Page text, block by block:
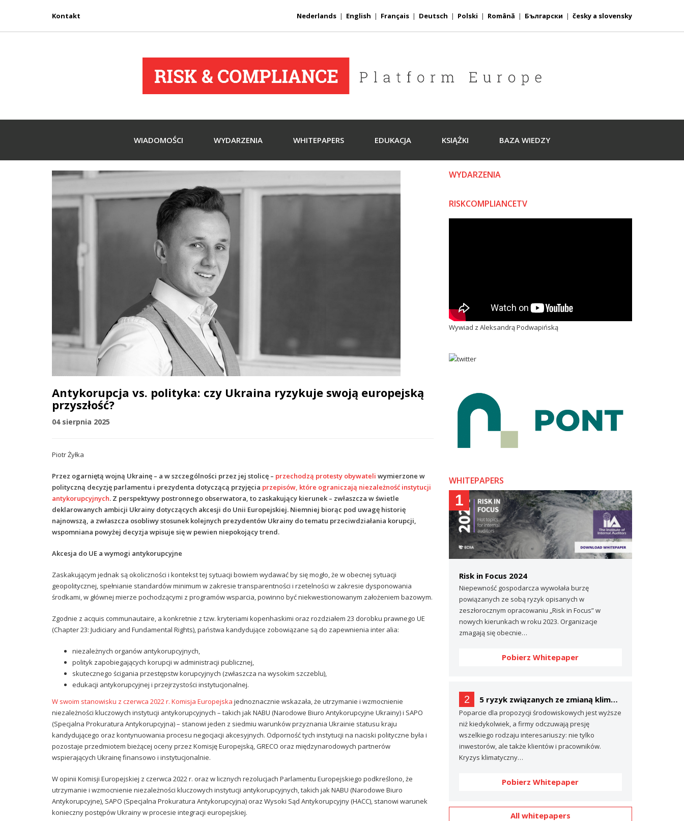
Kontakt Nederlands | English | Français | Deutsch | Polski | Română | Български | česky a slovensky
WIADOMOŚCI WYDARZENIA WHITEPAPERS EDUKACJA KSIĄŻKI BAZA WIEDZY
Antykorupcja vs. polityka: czy Ukraina ryzykuje swoją europejską
przyszłość?
04 sierpnia 2025
Piotr Żyłka
Przez ogarniętą wojną Ukrainę – a w szczególności przez jej stolicę – przechodzą protesty obywateli wymierzone w
polityczną decyzję parlamentu i prezydenta dotyczącą przyjęcia przepisów, które ograniczają niezależność instytucji
antykorupcyjnych. Z perspektywy postronnego obserwatora, to zaskakujący kierunek – zwłaszcza w świetle
deklarowanych ambicji Ukrainy dotyczących akcesji do Unii Europejskiej. Niemniej biorąc pod uwagę historię
najnowszą, a zwłaszcza osobliwy stosunek kolejnych prezydentów Ukrainy do tematu przeciwdziałania korupcji,
wspomniana powyżej decyzja wpisuje się w pewien niepokojący trend.
Akcesja do UE a wymogi antykorupcyjne
Zaskakującym jednak są okoliczności i kontekst tej sytuacji bowiem wydawać by się mogło, że w obecnej sytuacji
geopolitycznej, spełnianie standardów minimum w zakresie transparentności i rzetelności w zakresie dysponowania
środkami, w głównej mierze pochodzącymi z programów wsparcia, powinno być niekwestionowanym założeniem bazowym.
Zgodnie z acquis communautaire, a konkretnie z tzw. kryteriami kopenhaskimi oraz rozdziałem 23 dorobku prawnego UE
(Chapter 23: Judiciary and Fundamental Rights), państwa kandydujące zobowiązane są do zapewnienia inter alia:
niezależnych organów antykorupcyjnych,
polityk zapobiegających korupcji w administracji publicznej,
skutecznego ścigania przestępstw korupcyjnych (zwłaszcza na wysokim szczeblu),
edukacji antykorupcyjnej i przejrzystości instytucjonalnej.
W swoim stanowisku z czerwca 2022 r. Komisja Europejska jednoznacznie wskazała, że utrzymanie i wzmocnienie
niezależności kluczowych instytucji antykorupcyjnych – takich jak NABU (Narodowe Biuro Antykorupcyjne Ukrainy) i SAPO
(Specjalna Prokuratura Antykorupcyjna) – stanowi jeden z siedmiu warunków przyznania Ukrainie statusu kraju
kandydującego oraz kontynuowania procesu negocjacji akcesyjnych. Odporność tych instytucji na naciski polityczne była i
pozostaje przedmiotem bieżącej oceny przez Komisję Europejską, GRECO oraz międzynarodowych partnerów
wspierających Ukrainę finansowo i instytucjonalnie.
W opinii Komisji Europejskiej z czerwca 2022 r. oraz w licznych rezolucjach Parlamentu Europejskiego podkreślono, że
utrzymanie i wzmocnienie niezależności kluczowych instytucji antykorupcyjnych, takich jak NABU (Narodowe Biuro
Antykorupcyjne), SAPO (Specjalna Prokuratura Antykorupcyjna) oraz Wysoki Sąd Antykorupcyjny (HACC), stanowi warunek
konieczny postępów Ukrainy w procesie integracji europejskiej.
WYDARZENIA
RISKCOMPLIANCETV
Wywiad z Aleksandrą Podwapińską
WHITEPAPERS
1
Risk in Focus 2024
Niepewność gospodarcza wywołała burzę
powiązanych ze sobą ryzyk opisanych w
zeszłorocznym opracowaniu „Risk in Focus” w
nowych kierunkach w roku 2023. Organizacje
zmagają się obecnie…
Pobierz Whitepaper
2 5 ryzyk związanych ze zmianą klimatu, o których prawdopodobnie nie mówisz… (a powinieneś)
Poparcie dla propozycji środowiskowych jest wyższe
niż kiedykolwiek, a firmy odczuwają presję
wszelkiego rodzaju interesariuszy: nie tylko
inwestorów, ale także klientów i pracowników.
Kryzys klimatyczny…
Pobierz Whitepaper
All whitepapers